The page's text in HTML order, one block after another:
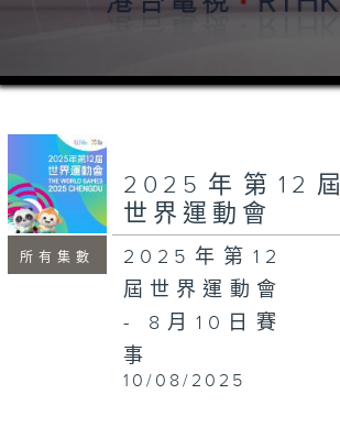
所有集數
2025年第12屆
世界運動會
2025年第12
屆世界運動會
- 8月10日賽
事
10/08/2025